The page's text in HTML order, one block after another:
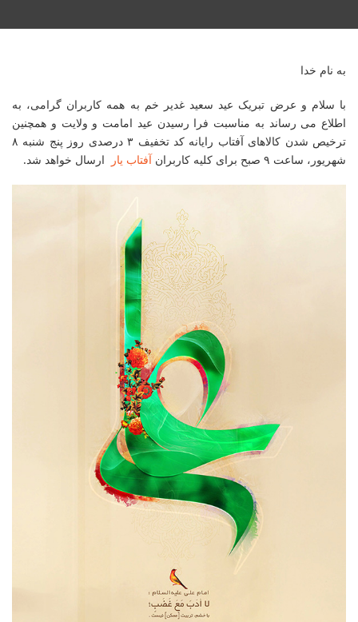
به نام خدا
با سلام و عرض تبریک عید سعید غدیر خم به همه کاربران گرامی، به
اطلاع می رساند به مناسبت فرا رسیدن عید امامت و ولایت و همچنین
ترخیص شدن کالاهای آفتاب رایانه کد تخفیف ۳ درصدی روز پنج شنبه ۸
شهریور، ساعت ۹ صبح برای کلیه کاربران
آفتاب یار ارسال خواهد شد.